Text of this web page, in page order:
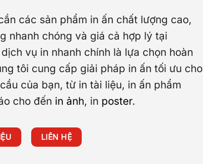
các sản phẩm in ấn chất lượng cao,
nhanh chóng và giá cả hợp lý tại
dịch vụ in nhanh chính là lựa chọn hoàn
tôi cung cấp giải pháp in ấn tối ưu cho
của bạn, từ in tài liệu, in ấn phẩm
cho đến in ảnh, in poster.
LIÊN HỆ